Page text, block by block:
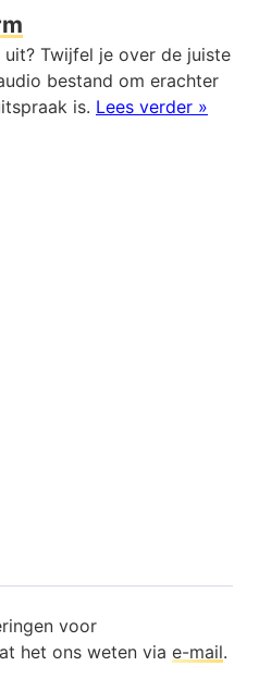
Twijfel je over de juiste
bestand om erachter
is. Lees verder »
voor
het ons weten via e-mail.